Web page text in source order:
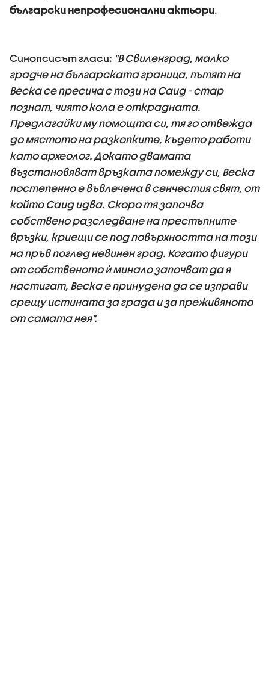
български непрофесионални актьори.
Синопсисът гласи: "В Свиленград, малко
градче на българската граница, пътят на
Веска се пресича с този на Саид - стар
познат, чиято кола е открадната.
Предлагайки му помощта си, тя го отвежда
до мястото на разкопките, където работи
като археолог. Докато двамата
възстановяват връзката помежду си, Веска
постепенно е въвлечена в сенчестия свят, от
който Саид идва. Скоро тя започва
собствено разследване на престъпните
връзки, криещи се под повърхността на този
на пръв поглед невинен град. Когато фигури
от собственото ѝ минало започват да я
настигат, Веска е принудена да се изправи
срещу истината за града и за преживяното
от самата нея".